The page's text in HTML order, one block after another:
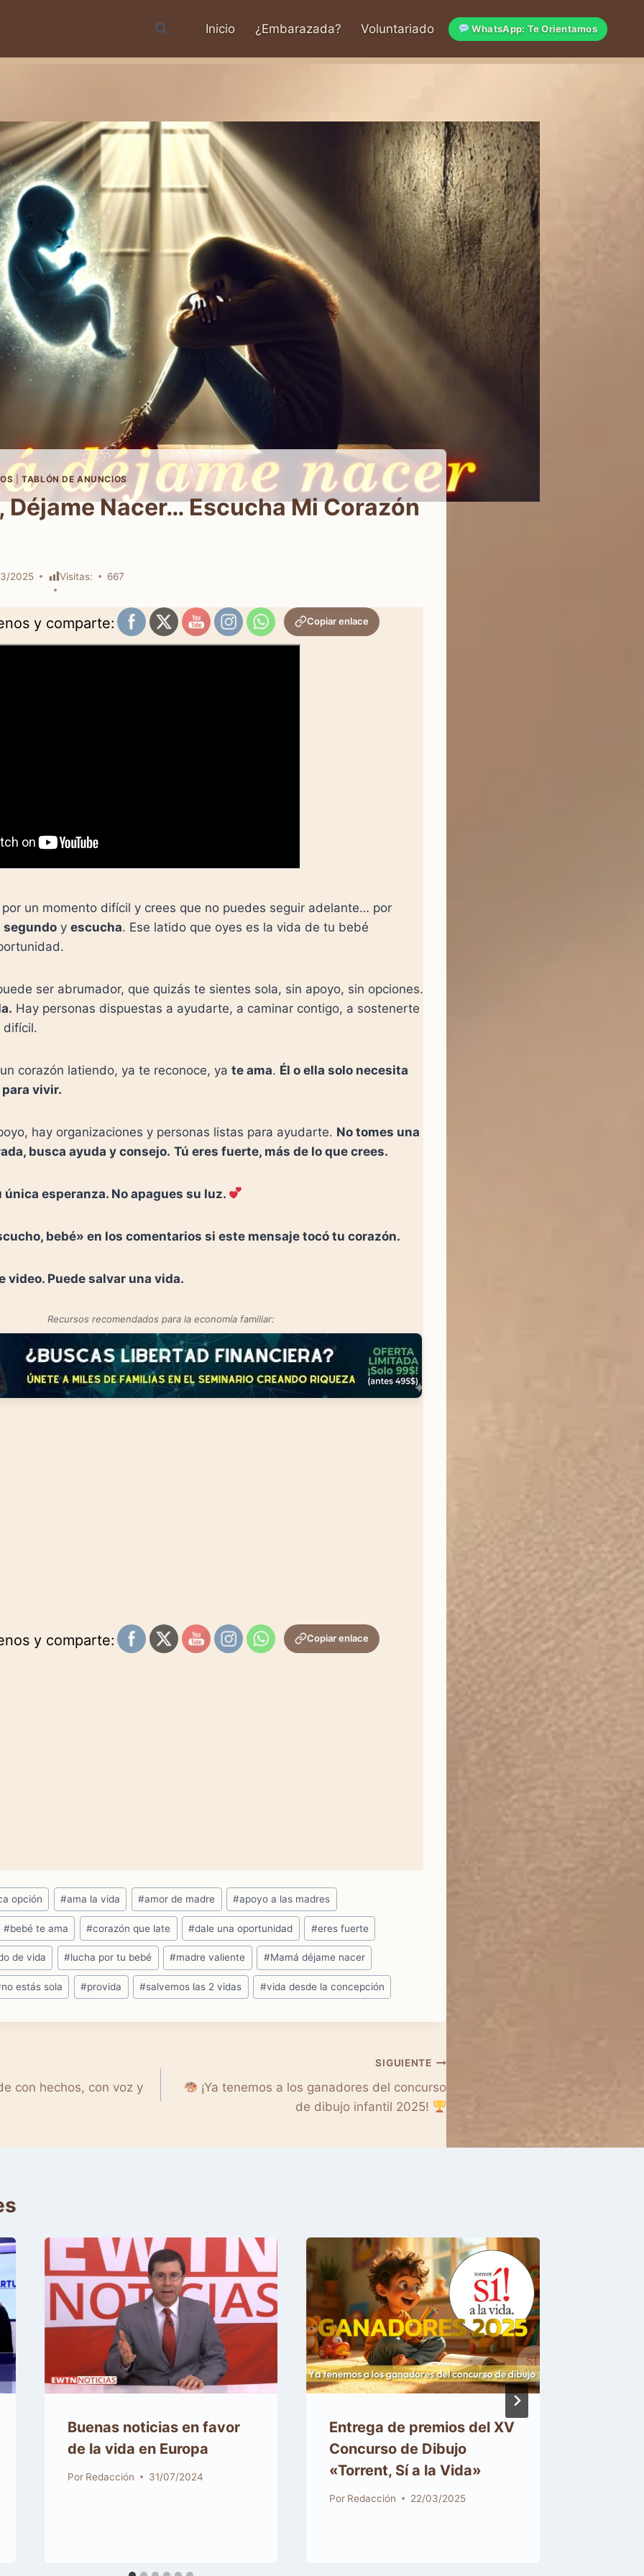
Inicio ¿Embarazada? Voluntariado WhatsApp: Te Orientamos
|TABLÓN DE ANUNCIOS
Déjame Nacer… Escucha Mi Corazón
2025 Visitas: 667
y comparte: Copiar enlace
un momento difícil y crees que no puedes seguir adelante… por
segundo y escucha. Ese latido que oyes es la vida de tu bebé
ser abrumador, que quizás te sientes sola, sin apoyo, sin opciones.
Hay personas dispuestas a ayudarte, a caminar contigo, a sostenerte
difícil.
corazón latiendo, ya te reconoce, ya te ama. Él o ella solo necesita
vivir.
hay organizaciones y personas listas para ayudarte. No tomes una
busca ayuda y consejo. Tú eres fuerte, más de lo que crees.
única esperanza. No apagues su luz.
bebé» en los comentarios si este mensaje tocó tu corazón.
video. Puede salvar una vida.
Recursos recomendados para la economía familiar:
y comparte: Copiar enlace
opción #ama la vida #amor de madre #apoyo a las madres
#bebé te ama #corazón que late #dale una oportunidad #eres fuerte
de vida #lucha por tu bebé #madre valiente #Mamá déjame nacer
no estás sola #provida #salvemos las 2 vidas #vida desde la concepción
con hechos, con voz y
SIGUIENTE
¡Ya tenemos a los ganadores del concurso
de dibujo infantil 2025!
Buenas noticias en favor
de la vida en Europa
Por Redacción 31/07/2024
Entrega de premios del XV
Concurso de Dibujo
«Torrent, Sí a la Vida»
Por Redacción 22/03/2025